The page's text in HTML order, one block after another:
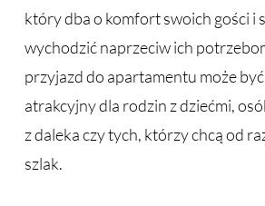
który dba o komfort swoich gości i
wychodzić naprzeciw ich
przyjazd do apartamentu może
atrakcyjny dla rodzin z dziećmi,
z daleka czy tych, którzy chcą od
szlak.